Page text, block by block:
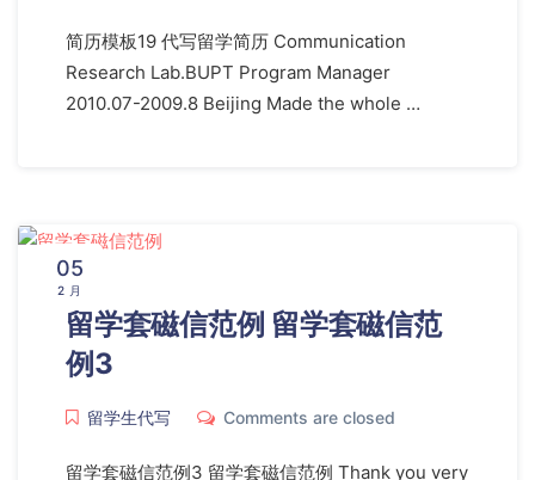
简历模板19 代写留学简历 Communication
Research Lab.BUPT Program Manager
2010.07-2009.8 Beijing Made the whole …
05
2 月
留学套磁信范例 留学套磁信范
例3
留学生代写 Comments are closed
留学套磁信范例3 留学套磁信范例 Thank you very